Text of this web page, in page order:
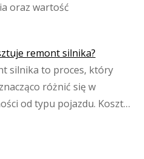
oraz wartość
remont silnika?
silnika to proces, który
różnić się w
od typu pojazdu. Koszt…